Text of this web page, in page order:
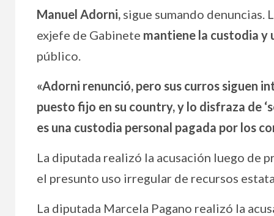
Manuel Adorni, sigue sumando denuncias.
exjefe de Gabinete mantiene la custodia y
público.
«Adorni renunció, pero sus curros siguen
puesto fijo en su country, y lo disfraza de
es una custodia personal pagada por los
La diputada realizó la acusación luego de
el presunto uso irregular de recursos
La diputada Marcela Pagano realizó la